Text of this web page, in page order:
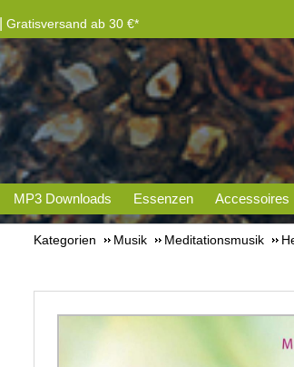
Gratisversand ab 30 €*
MP3 Downloads Essenzen Accessoires
Kategorien Musik Meditationsmusik